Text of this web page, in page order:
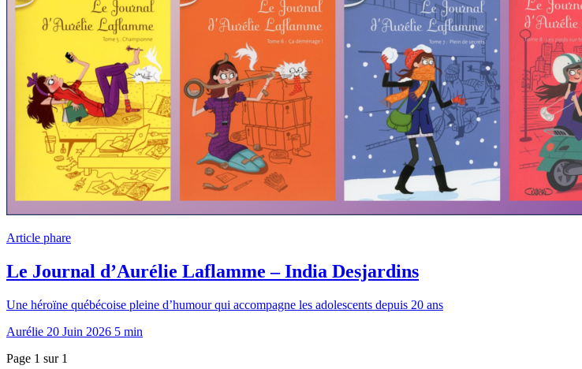
Article phare
Le Journal d’Aurélie Laflamme – India Desjardins
Une héroïne québécoise pleine d’humour qui accompagne les adolescents depuis 20 ans
Aurélie 20 Juin 2026 5 min
Page 1 sur 1